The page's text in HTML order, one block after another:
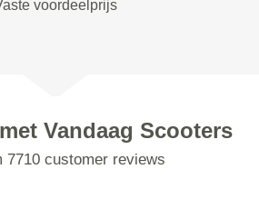
voordeelprijs
Vandaag Scooters
7710 customer reviews